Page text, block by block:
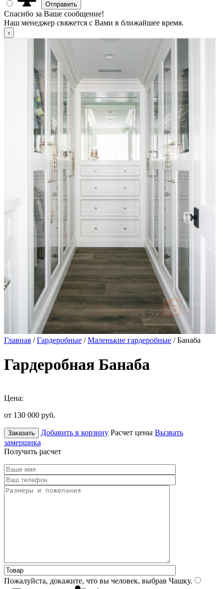
Спасибо за Ваше сообщение!
Наш менеджер свяжется с Вами в ближайшее время.
Главная /Гардеробные /Маленькие гардеробные / Банаба
Гардеробная Банаба
Цена:
от 130 000 руб.
Заказать Добавить в корзину Расчет цены Вызвать
замерщика
Получить расчет
Пожалуйста, докажите, что вы человек, выбрав Чашку.